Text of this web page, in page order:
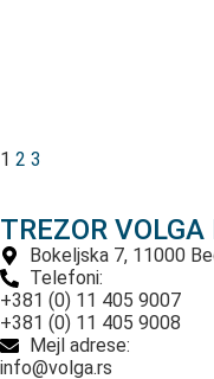
1 2 3
TREZOR VOLGA
Bokeljska 7, 11000
Telefoni:
+381 (0) 11 405 9007
+381 (0) 11 405 9008
Mejl adrese:
info@volga.rs